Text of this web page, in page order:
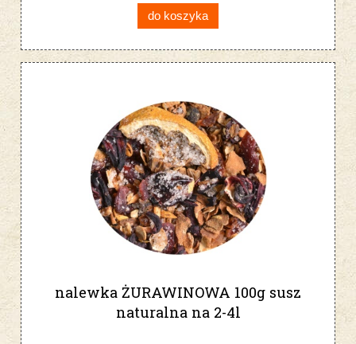
do koszyka
nalewka ŻURAWINOWA 100g susz
naturalna na 2-4l